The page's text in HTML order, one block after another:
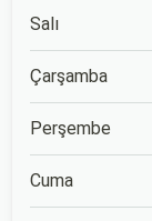
Salı
Çarşamba
Perşembe
Cuma